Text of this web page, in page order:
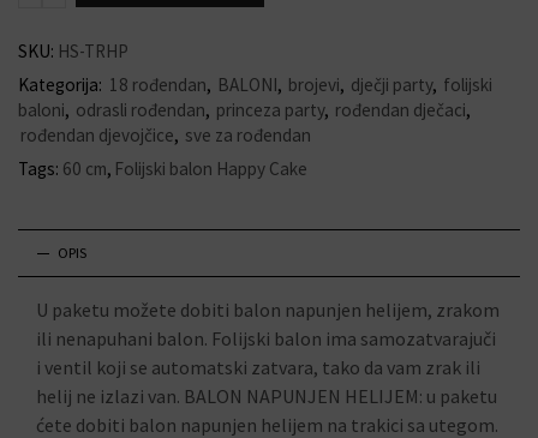
SKU: HS-TRHP
Kategorija: 18 rođendan, BALONI, brojevi, dječji party, folijski
baloni, odrasli rođendan, princeza party, rođendan dječaci,
rođendan djevojčice, sve za rođendan
Tags: 60 cm, Folijski balon Happy Cake
OPIS
U paketu možete dobiti balon napunjen helijem, zrakom
ili nenapuhani balon. Folijski balon ima samozatvarajuči
i ventil koji se automatski zatvara, tako da vam zrak ili
helij ne izlazi van. BALON NAPUNJEN HELIJEM: u paketu
ćete dobiti balon napunjen helijem na trakici sa utegom.